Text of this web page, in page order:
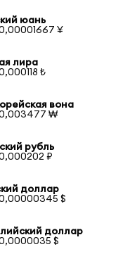
юань
¥
лира
₺
вона
0,003477 ₩
рубль
₽
доллар
$
доллар
$